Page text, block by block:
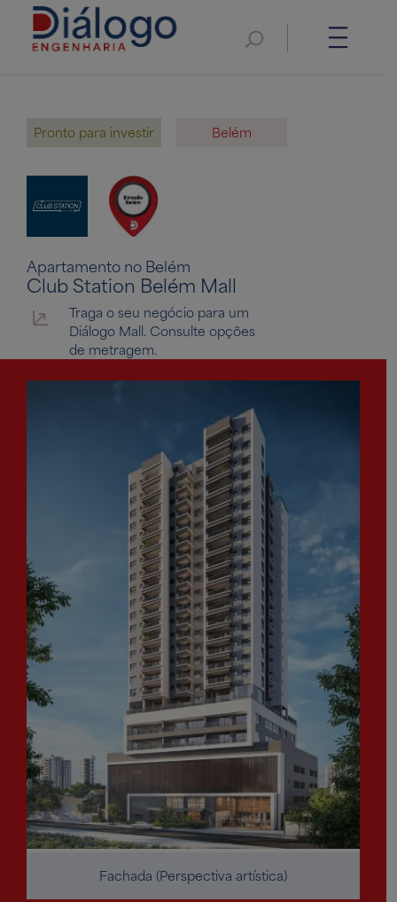
Pronto para investir Belém
Apartamento no Belém
Club Station Belém Mall
Traga o seu negócio para um
Diálogo Mall. Consulte opções
de metragem.
Fachada (Perspectiva artística)